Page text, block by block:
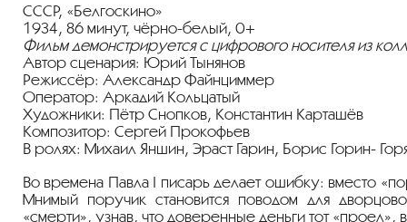
СССР, «Белгоскино»
1934, 86 минут, чёрно-белый, 0+
Фильм демонстрируется с цифрового носителя из
Автор сценария: Юрий Тынянов
Режиссёр: Александр Файнциммер
Оператор: Аркадий Кольцатый
Художники: Пётр Снопков, Константин Карташёв
Композитор: Сергей Прокофьев
В ролях: Михаил Яншин, Эраст Гарин, Борис Горин-
Во времена Павла I писарь делает ошибку: вместо
Мнимый поручик становится поводом для
«смерти», узнав, что доверенные деньги тот